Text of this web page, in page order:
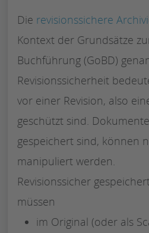
Die revisionssichere
Kontext der Grundsätze
Buchführung (GoBD)
Revisionssicherheit
vor einer Revision, also
geschützt sind.
gespeichert sind, können
manipuliert werden.
Revisionssicher
müssen
im Original (oder als